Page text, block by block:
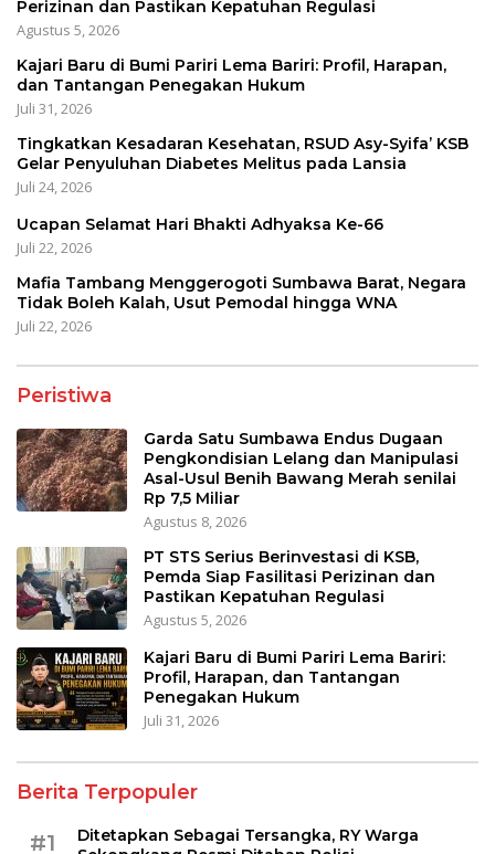
Perizinan dan Pastikan Kepatuhan Regulasi
Agustus 5, 2026
Kajari Baru di Bumi Pariri Lema Bariri: Profil, Harapan,
dan Tantangan Penegakan Hukum
Juli 31, 2026
Tingkatkan Kesadaran Kesehatan, RSUD Asy-Syifa’ KSB
Gelar Penyuluhan Diabetes Melitus pada Lansia
Juli 24, 2026
Ucapan Selamat Hari Bhakti Adhyaksa Ke-66
Juli 22, 2026
Mafia Tambang Menggerogoti Sumbawa Barat, Negara
Tidak Boleh Kalah, Usut Pemodal hingga WNA
Juli 22, 2026
Peristiwa
Garda Satu Sumbawa Endus Dugaan
Pengkondisian Lelang dan Manipulasi
Asal-Usul Benih Bawang Merah senilai
Rp 7,5 Miliar
Agustus 8, 2026
PT STS Serius Berinvestasi di KSB,
Pemda Siap Fasilitasi Perizinan dan
Pastikan Kepatuhan Regulasi
Agustus 5, 2026
Kajari Baru di Bumi Pariri Lema Bariri:
Profil, Harapan, dan Tantangan
Penegakan Hukum
Juli 31, 2026
Berita Terpopuler
#1
Ditetapkan Sebagai Tersangka, RY Warga